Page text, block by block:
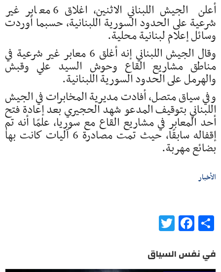
أعلن الجيش اللبناني الاثنين، اغلاق 6 معابر غير
شرعية على الحدود السورية اللبنانية، حسبما أوردت
وسائل إعلام لبنانية محلية.
وقال الجيش اللبناني إنه أغلق 6 معابر غير شرعية في
مناطق مشاريع القاع وحوش السيد علي وقبش
والهرمل على الحدود السورية اللبنانية.
وفي سياق متصل، أفادت مديرية المخابرات في الجيش
اللبناني بتوقيف المدعو شهد الحجيري بعد إعادة فتح
أحد المعابر في مشاريع القاع مع سوريا، علمًا أنه تم
إقفاله سابقًا، حيث تمت مصادرة 6 آليات كانت بها
بضائع مهربة.
الأخبار
Share
Facebook
في نفس السياق